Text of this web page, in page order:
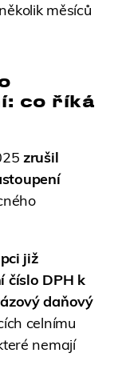
měsíců
co říká
zrušil
již
číslo DPH k
daňový
celnímu
nemají